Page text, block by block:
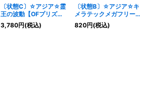
〔状態C〕☆アジア☆霊
王の波動【OFプリズマ
ティックシークレット】
{アジアLOSP-JP020}
3,780円(税込)
〔状態B〕☆アジア☆キ
メラテックメガフリート
ドラゴン【OFプリズマ
ティックシークレット】
820円(税込)